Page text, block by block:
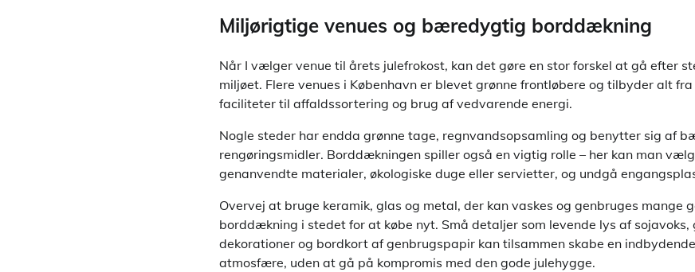
Miljørigtige venues og bæredygtig borddækning
Når I vælger venue til årets julefrokost, kan det gøre en stor forskel at gå efter
miljøet. Flere venues i København er blevet grønne frontløbere og tilbyder alt
faciliteter til affaldssortering og brug af vedvarende energi.
Nogle steder har endda grønne tage, regnvandsopsamling og benytter sig af
rengøringsmidler. Borddækningen spiller også en vigtig rolle – her kan man
genanvendte materialer, økologiske duge eller servietter, og undgå
Overvej at bruge keramik, glas og metal, der kan vaskes og genbruges mange
borddækning i stedet for at købe nyt. Små detaljer som levende lys af sojavoks,
dekorationer og bordkort af genbrugspapir kan tilsammen skabe en
atmosfære, uden at gå på kompromis med den gode julehygge.